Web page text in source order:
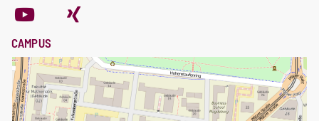
CAMPUS